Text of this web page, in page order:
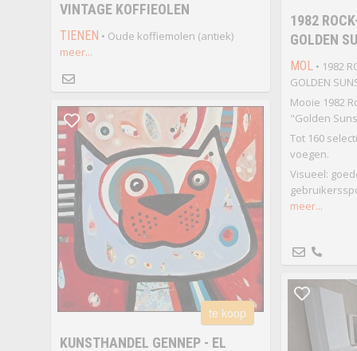
VINTAGE KOFFIEOLEN
TIENEN • Oude koffiemolen (antiek)
meer...
1982
GOLDEN
MOL• 1982
GOLDEN
Mooie 1982
"Golden
Tot 160
voegen.
Visueel:
meer...
te koop
KUNSTHANDEL GENNEP - EL